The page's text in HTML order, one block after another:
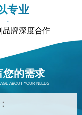
专业
品牌深度合作
您的需求
ABOUT YOUR NEEDS